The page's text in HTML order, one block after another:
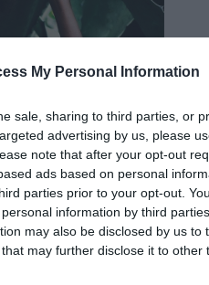
My Personal Information
sale, sharing to third parties, or
advertising by us, please
note that after your opt-out
ads based on personal
parties prior to your opt-out.
information by third
may also be disclosed by us to
that may further disclose it to other